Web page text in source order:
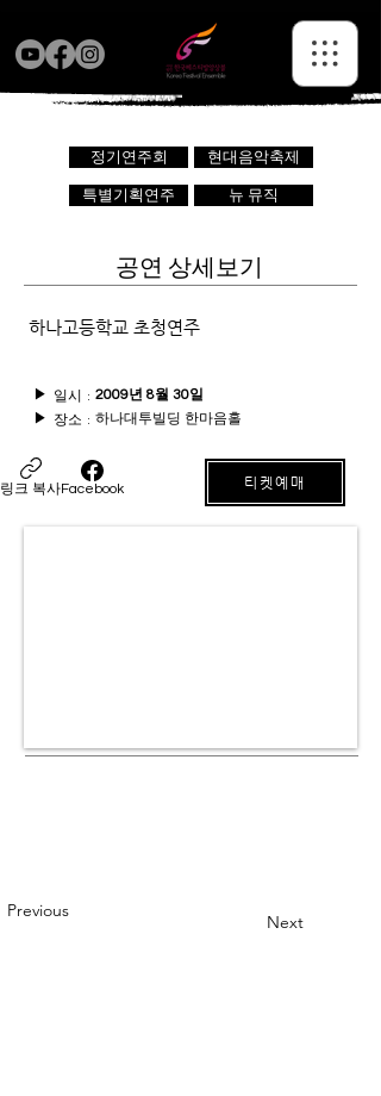
정기연주회 현대음악축제
특별기획연주 뉴 뮤직
공연 상세보기
하나고등학교 초청연주
2009년 8월 30일
일시 :
▶
▶
장소 : 하나대투빌딩 한마음홀
링크 복사Facebook 티켓예매
Previous
Next